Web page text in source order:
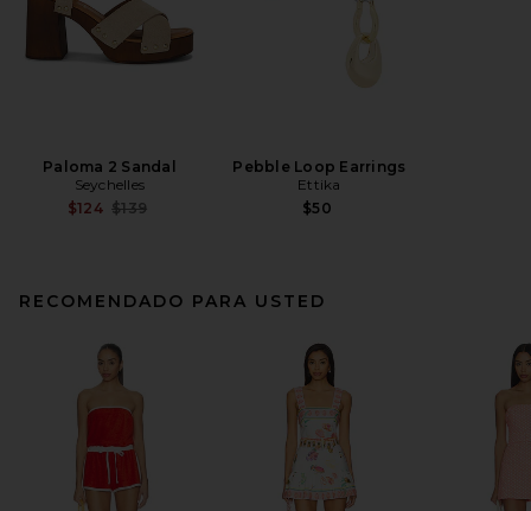
Paloma 2 Sandal
Seychelles
$124 Previous price:
$139
Pebble Loop Earrings
Ettika
$50
RECOMENDADO PARA USTED